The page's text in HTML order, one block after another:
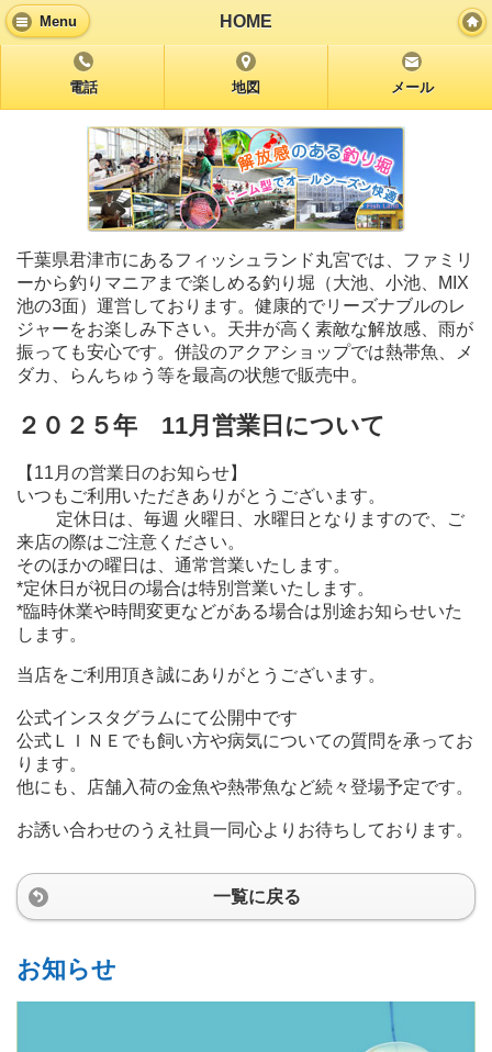
Menu HOME
電話 地図 メール
千葉県君津市にあるフィッシュランド丸宮では、ファミリ
ーから釣りマニアまで楽しめる釣り堀（大池、小池、MIX
池の3面）運営しております。健康的でリーズナブルのレ
ジャーをお楽しみ下さい。天井が高く素敵な解放感、雨が
振っても安心です。併設のアクアショップでは熱帯魚、メ
ダカ、らんちゅう等を最高の状態で販売中。
２０２５年 11月営業日について
【11月の営業日のお知らせ】
いつもご利用いただきありがとうございます。
定休日は、毎週 火曜日、水曜日となりますので、ご
来店の際はご注意ください。
そのほかの曜日は、通常営業いたします。
*定休日が祝日の場合は特別営業いたします。
*臨時休業や時間変更などがある場合は別途お知らせいた
します。
当店をご利用頂き誠にありがとうございます。
公式インスタグラムにて公開中です
公式ＬＩＮＥでも飼い方や病気についての質問を承ってお
ります。
他にも、店舗入荷の金魚や熱帯魚など続々登場予定です。
お誘い合わせのうえ社員一同心よりお待ちしております。
一覧に戻る
お知らせ